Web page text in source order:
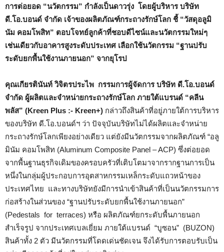
การต่อยอด “นวัตกรรม” กำลังเป็นดาวรุ่ง โดยผู้บริหาร บริษัท
ดี.โอ.บอนด์ จำกัด เจ้าของผลิตภัณฑ์กระถางรักษ์โลก ชี้ “วัสดุอลูมิ
นัม คอมโพสิท” ตอบโจทย์ลูกค้าที่ชอบดีไซน์และนวัตกรรมใหม่ๆ
เช่นเดียวกับอาคารสูงระดับประเทศ เลือกใช้นวัตกรรม “ฐานปรับ
ระดับยกพื้นใช้งานภายนอก” จากยุโรป
คุณเกียรตินันท์ วิจิตรประไพ กรรมการผู้จัดการ บริษัท ดี.โอ.บอนด์
จำกัด ผู้ผลิตและจำหน่ายกระถางรักษ์โลก ภายใต้แบรนด์ “คลีน
พลัส” (Kreen Plus :- Kreen+) กล่าวถึงสินค้าที่อยู่ภายใต้การบริหาร
ของบริษัท ดี.โอ.บอนด์ฯ ว่า ปัจจุบันบริษัทไม่ได้ผลิตและจำหน่าย
กระถางรักษ์โลกเพียงอย่างเดียว แต่ยังมีนวัตกรรมจากผลิตภัณฑ์ “อลู
มินัม คอมโพสิท (Aluminum Composite Panel – ACP) ซึ่งต่อยอด
จากพื้นฐานธุรกิจเดิมของครอบครัวที่เติบโตมาจากรากฐานการเป็น
หนึ่งในกลุ่มผู้ประกอบการอุตสาหกรรมเหล็กระดับแถวหน้าของ
ประเทศไทย และทางบริษัทยังมีการนำเข้าสินค้าที่เป็นนวัตกรรมการ
ก่อสร้างในส่วนของ “ฐานปรับระดับยกพื้นใช้งานภายนอก”
(Pedestals for terraces) หรือ ผลิตภัณฑ์ยกระดับพื้นภายนอก
สำเร็จรูป จากประเทศเบลเยี่ยม ภายใต้แบรนด์ “บูซอน” (BUZON)
สินค้าทั้ง 2 ตัว มีนวัตกรรมที่โดดเด่นชัดเจน จึงได้รับการตอบรับเป็น